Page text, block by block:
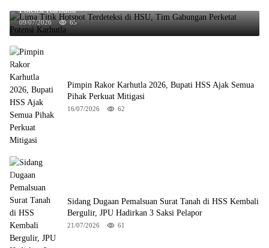
Potensi Karhutla
09/07/2026 65
Pimpin Rakor Karhutla 2026, Bupati HSS Ajak Semua
Pihak Perkuat Mitigasi
16/07/2026 62
Sidang Dugaan Pemalsuan Surat Tanah di HSS Kembali
Bergulir, JPU Hadirkan 3 Saksi Pelapor
21/07/2026 61